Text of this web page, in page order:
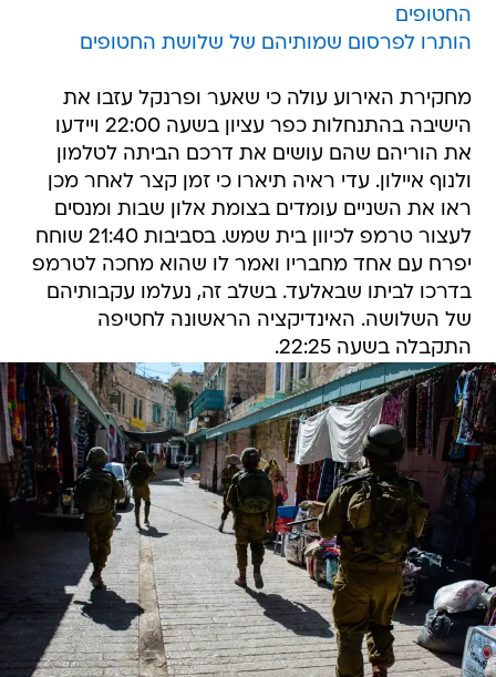
החטופים
הותרו לפרסום שמותיהם של שלושת החטופים
מחקירת האירוע עולה כי שאער ופרנקל עזבו את
הישיבה בהתנחלות כפר עציון בשעה 22:00 ויידעו
את הוריהם שהם עושים את דרכם הביתה לטלמון
ולנוף איילון. עדי ראיה תיארו כי זמן קצר לאחר מכן
ראו את השניים עומדים בצומת אלון שבות ומנסים
לעצור טרמפ לכיוון בית שמש. בסביבות 21:40 שוחח
יפרח עם אחד מחבריו ואמר לו שהוא מחכה לטרמפ
בדרכו לביתו שבאלעד. בשלב זה, נעלמו עקבותיהם
של השלושה. האינדיקציה הראשונה לחטיפה
התקבלה בשעה 22:25.